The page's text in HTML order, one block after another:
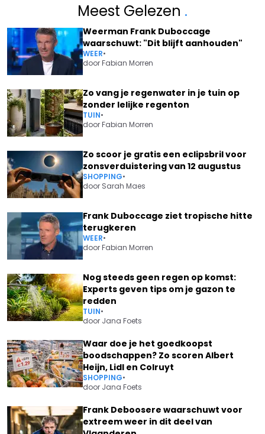
Meest Gelezen .
Weerman Frank Duboccage
waarschuwt: "Dit blijft aanhouden"
WEER•
doorFabian Morren
Zo vang je regenwater in je tuin op
zonder lelijke regenton
TUIN•
doorFabian Morren
Zo scoor je gratis een eclipsbril voor
zonsverduistering van 12 augustus
SHOPPING•
door Sarah Maes
Frank Duboccage ziet tropische hitte
terugkeren
WEER•
doorFabian Morren
Nog steeds geen regen op komst:
Experts geven tips om je gazon te
redden
TUIN•
door Jana Foets
Waar doe je het goedkoopst
boodschappen? Zo scoren Albert
Heijn, Lidl en Colruyt
SHOPPING•
door Jana Foets
Frank Deboosere waarschuwt voor
extreem weer in dit deel van